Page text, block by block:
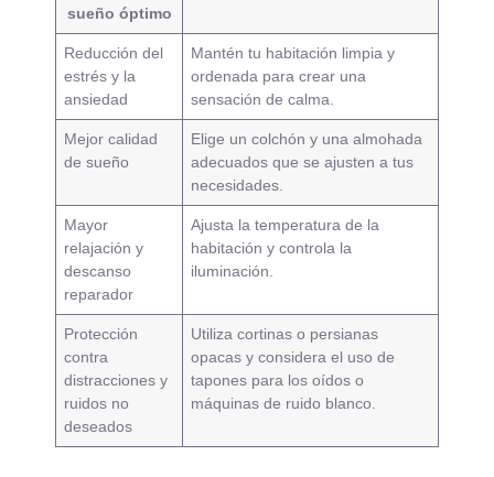
sueño óptimo
Reducción del
estrés y la
ansiedad
Mantén tu habitación limpia y
ordenada para crear una
sensación de calma.
Mejor calidad
de sueño
Elige un colchón y una almohada
adecuados que se ajusten a tus
necesidades.
Mayor
relajación y
descanso
reparador
Ajusta la temperatura de la
habitación y controla la
iluminación.
Protección
contra
distracciones y
ruidos no
deseados
Utiliza cortinas o persianas
opacas y considera el uso de
tapones para los oídos o
máquinas de ruido blanco.